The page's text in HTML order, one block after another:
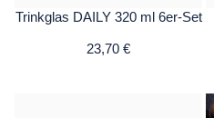
Trinkglas DAILY 320 ml 6er-Set
23,70 €